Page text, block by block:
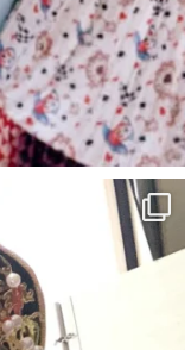
三段壁洞窟」